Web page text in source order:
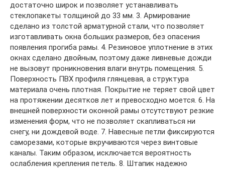
достаточно широк и позволяет устанавливать
стеклопакеты толщиной до 33 мм. 3. Армирование
сделано из толстой арматурной стали, что позволяет
изготавливать окна больших размеров, без опасения
появления прогиба рамы. 4. Резиновое уплотнение в этих
окнах сделано двойным, поэтому даже ливневые дожди
не вызовут проникновения влаги внутрь помещения. 5.
Поверхность ПВХ профиля глянцевая, а структура
материала очень плотная. Покрытие не теряет свой цвет
на протяжении десятков лет и превосходно моется. 6. На
внешней поверхности оконной рамы отсутствуют резкие
изменения форм, что не позволяет скапливаться ни
снегу, ни дождевой воде. 7. Навесные петли фиксируются
саморезами, которые вкручиваются через винтовые
каналы. Таким образом, исключается вероятность
ослабления крепления петель. 8. Штапик надежно